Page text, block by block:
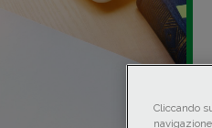
Cliccando